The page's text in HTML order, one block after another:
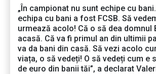
„În campionat nu sunt echipe cu
echipa cu bani a fost FCSB. Să
urmează acolo! Că o să dea domnul
acasă. Că va fi primul an din ultimii
va da bani din casă. Să vezi acolo
viața, o să vedeți! O să vedeți cum e
de euro din banii tăi”, a declarat